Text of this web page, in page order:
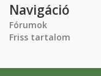
Navigáció
Fórumok
Friss tartalom